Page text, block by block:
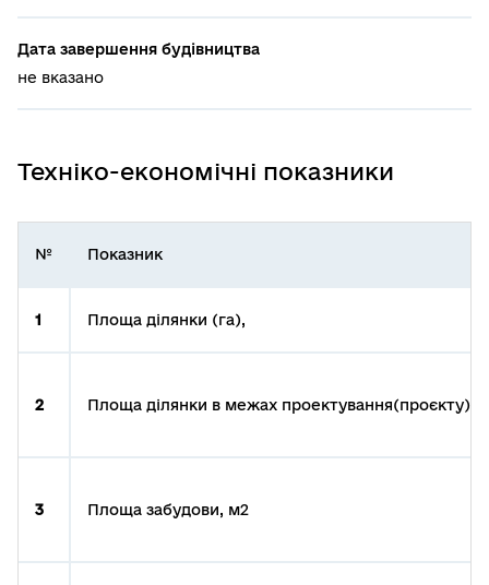
Дата завершення будівництва
не вказано
Техніко-економічні показники
№ Показник
1 Площа ділянки (га),
2 Площа ділянки в межах проектування(проєкту),
3 Площа забудови, м2